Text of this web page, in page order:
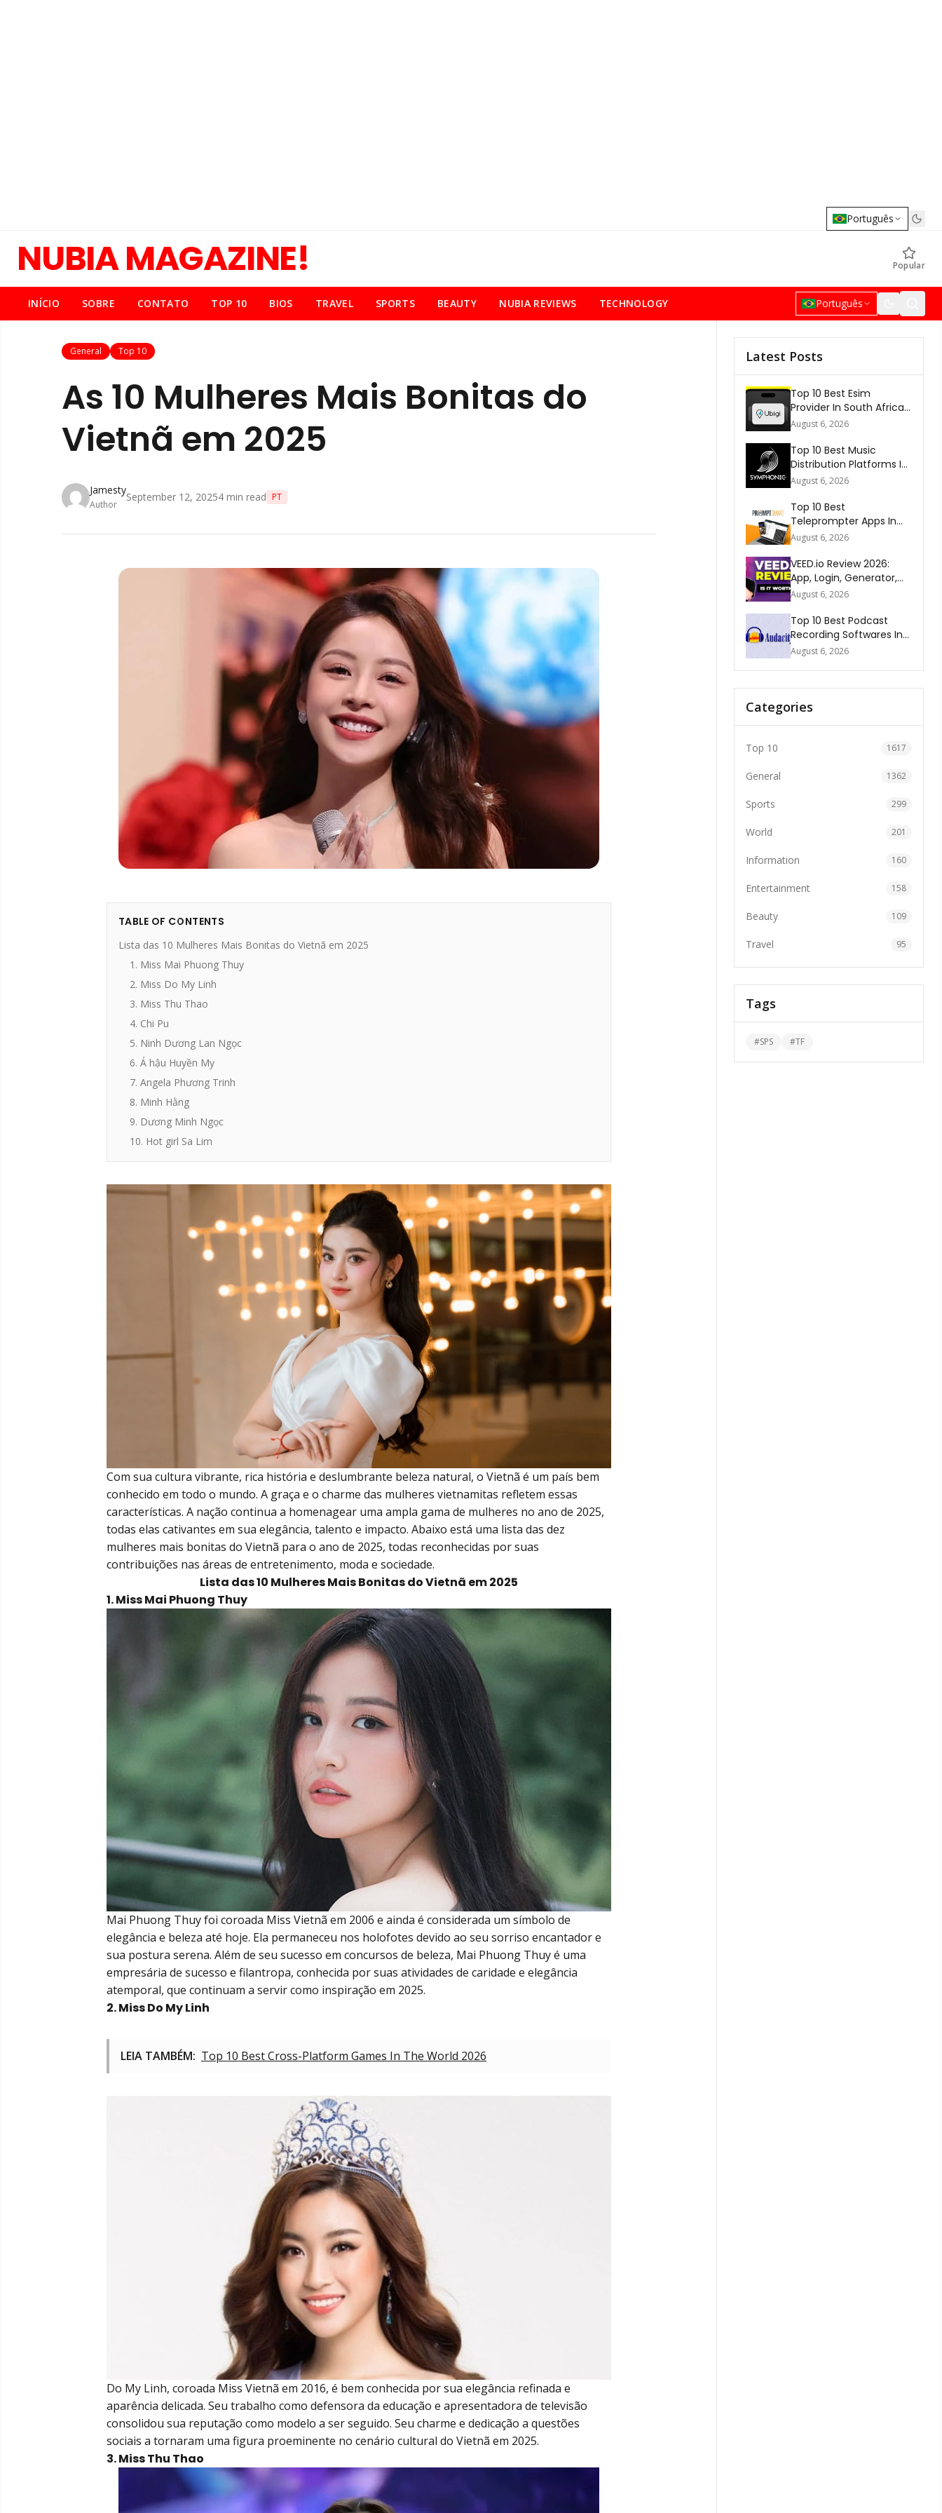
Português
NUBIA MAGAZINE! Popular
INÍCIO SOBRE CONTATO TOP 10 BIOS TRAVEL SPORTS BEAUTY NUBIA REVIEWS TECHNOLOGY Português
General Top 10
As 10 Mulheres Mais Bonitas do
Vietnã em 2025
Jamesty
Author
September 12, 20254 min read PT
TABLE OF CONTENTS
Lista das 10 Mulheres Mais Bonitas do Vietnã em 2025
1. Miss Mai Phuong Thuy
2. Miss Do My Linh
3. Miss Thu Thao
4. Chi Pu
5. Ninh Dương Lan Ngọc
6. Á hậu Huyền My
7. Angela Phương Trinh
8. Minh Hằng
9. Dương Minh Ngọc
10. Hot girl Sa Lim
Com sua cultura vibrante, rica história e deslumbrante beleza natural, o Vietnã é um país bem
conhecido em todo o mundo. A graça e o charme das mulheres vietnamitas refletem essas
características. A nação continua a homenagear uma ampla gama de mulheres no ano de 2025,
todas elas cativantes em sua elegância, talento e impacto. Abaixo está uma lista das dez
mulheres mais bonitas do Vietnã para o ano de 2025, todas reconhecidas por suas
contribuições nas áreas de entretenimento, moda e sociedade.
Lista das 10 Mulheres Mais Bonitas do Vietnã em 2025
1. Miss Mai Phuong Thuy
Mai Phuong Thuy foi coroada Miss Vietnã em 2006 e ainda é considerada um símbolo de
elegância e beleza até hoje. Ela permaneceu nos holofotes devido ao seu sorriso encantador e
sua postura serena. Além de seu sucesso em concursos de beleza, Mai Phuong Thuy é uma
empresária de sucesso e filantropa, conhecida por suas atividades de caridade e elegância
atemporal, que continuam a servir como inspiração em 2025.
2. Miss Do My Linh
LEIA TAMBÉM: Top 10 Best Cross-Platform Games In The World 2026
Do My Linh, coroada Miss Vietnã em 2016, é bem conhecida por sua elegância refinada e
aparência delicada. Seu trabalho como defensora da educação e apresentadora de televisão
consolidou sua reputação como modelo a ser seguido. Seu charme e dedicação a questões
sociais a tornaram uma figura proeminente no cenário cultural do Vietnã em 2025.
3. Miss Thu Thao
Latest Posts
Top 10 Best Esim
Provider In South Africa
2026
August 6, 2026
Top 10 Best Music
Distribution Platforms In
The World 2026
August 6, 2026
Top 10 Best
Teleprompter Apps In
2026
August 6, 2026
VEED.io Review 2026:
App, Login, Generator,
Download, AI & FAQs
August 6, 2026
Top 10 Best Podcast
Recording Softwares In
2026
August 6, 2026
Categories
Top 10 1617
General 1362
Sports 299
World 201
Information 160
Entertainment 158
Beauty 109
Travel 95
Tags
#SPS #TF